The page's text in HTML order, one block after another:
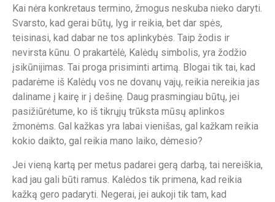
Kai nėra konkretaus termino, žmogus neskuba nieko daryti.
Svarsto, kad gerai būtų, lyg ir reikia, bet dar spės,
teisinasi, kad dabar ne tos aplinkybės. Taip žodis ir
nevirsta kūnu. O prakartėlė, Kalėdų simbolis, yra žodžio
įsikūnijimas. Tai proga prisiminti artimą. Blogai tik tai, kad
padarėme iš Kalėdų vos ne dovanų vajų, reikia nereikia jas
daliname į kairę ir į dešinę. Daug prasmingiau būtų, jei
pasižiūrėtume, ko iš tikrųjų trūksta mūsų aplinkos
žmonėms. Gal kažkas yra labai vienišas, gal kažkam reikia
kokio daikto, gal reikia mano laiko, dėmesio?
Jei vieną kartą per metus padarei gerą darbą, tai nereiškia,
kad jau gali būti ramus. Kalėdos tik primena, kad reikia
kažką gero padaryti. Negerai, jei aukoji tik tam, kad